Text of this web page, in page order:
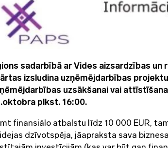
sadarbībā ar Vides aizsardzības
izsludina uzņēmējdarbības
uzsākšanai vai
plkst. 16:00.
finansiālo atbalstu līdz 10 000 EUR,
dzīvotspēja, jāapraksta sava